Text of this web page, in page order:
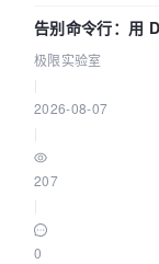
告别命令行：用
极限实验室
2026-08-07
207
0